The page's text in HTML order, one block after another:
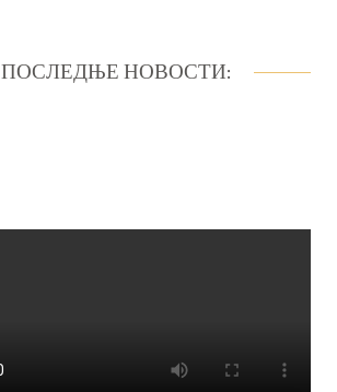
ПОСЛЕДЊЕ НОВОСТИ: